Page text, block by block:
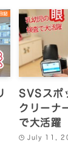
SVSスポ
クリーナ
で大活躍
July 11,